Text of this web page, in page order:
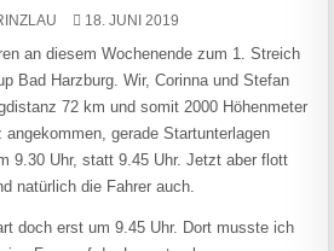
PUBLISHED DATE:
18. JUNI 2019
an diesem Wochenende zum 1. Streich
Bad Harzburg. Wir, Corinna und Stefan
72 km und somit 2000 Höhenmeter
gerade Startunterlagen
9.30 Uhr, statt 9.45 Uhr. Jetzt aber flott
natürlich die Fahrer auch.
doch erst um 9.45 Uhr. Dort musste ich